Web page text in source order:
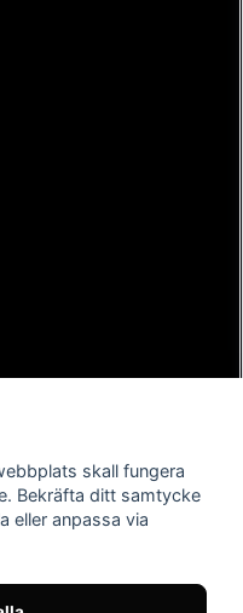
Instagram
Youtube
TikTok
skall fungera
Bekräfta ditt samtycke
eller anpassa via